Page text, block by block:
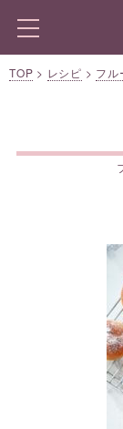
TOP > レシピ > フル